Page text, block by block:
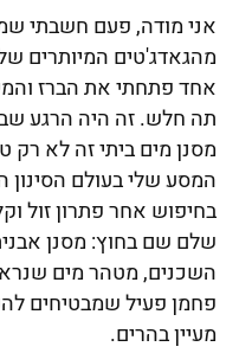
אני מודה, פעם חשבתי
מהגאדג'טים המיותרים
אחד פתחתי את הברז
תה חלש. זה היה הרגע
מסנן מים ביתי זה לא רק
המסע שלי בעולם
בחיפוש אחר פתרון זול
שלם שם בחוץ: מסנן
השכנים, מטהר מים
פחמן פעיל שמבטיחים
מעיין בהרים.